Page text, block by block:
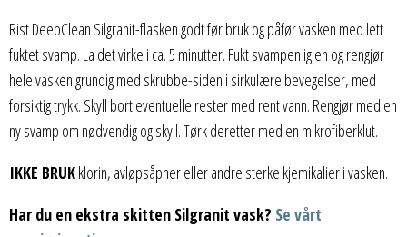
Rist DeepClean Silgranit-flasken godt før bruk og påfør vasken med lett
fuktet svamp. La det virke i ca. 5 minutter. Fukt svampen igjen og rengjør
hele vasken grundig med skrubbe-siden i sirkulære bevegelser, med
forsiktig trykk. Skyll bort eventuelle rester med rent vann. Rengjør med en
ny svamp om nødvendig og skyll. Tørk deretter med en mikrofiberklut.
IKKE BRUKklorin, avløpsåpner eller andre sterke kjemikalier i vasken.
Har du en ekstra skitten Silgranit vask? Se vårt